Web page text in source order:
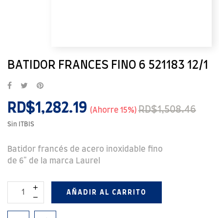
BATIDOR FRANCES FINO 6 521183 12/1
RD$1,282.19 Ahorre 15% RD$1,508.46
Sin ITBIS
Batidor francés de acero inoxidable fino
de 6" de la marca Laurel
AÑADIR AL CARRITO